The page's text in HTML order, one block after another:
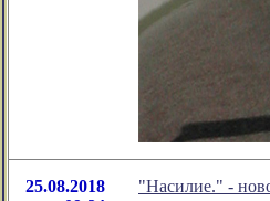
25.08.2018
"Насилие." -